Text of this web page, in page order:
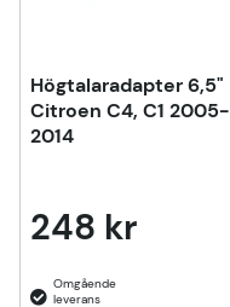
Högtalaradapter 6,5"
Citroen C4, C1 2005-
2014
248 kr